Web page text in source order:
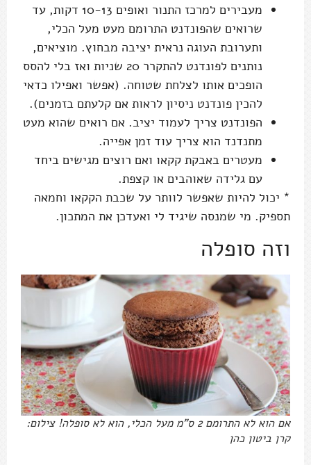
מעבירים למרכז התנור ואופים 10-13 דקות, עד
שרואים שהפונדנט התרומם מעט מעל הכלי,
ותערובת העוגה נראית יציבה מבחוץ. מוציאים,
נותנים לפונדנט להתקרר 20 שניות ואז בלי להסס
הופכים אותו לצלחת שטוחה. (אפשר ואפילו כדאי
להכין פונדנט ניסיון לראות אם קלעתם בזמנים).
הפונדנט צריך לעמוד יציב. אם רואים שהוא מעט
מתנדנד הוא צריך עוד זמן אפייה.
מעטרים באבקת קקאו ואם רוצים מגישים ביחד
עם גלידה שאוהבים או קצפת.
* יכול להיות שאפשר לוותר על שכבת הקקאו וחמאה
תספיק. מי שמנסה שיגיד לי ואעדכן את המתכון.
וזה סופלה
אם הוא לא התרומם 2 ס"מ מעל הכלי, הוא לא סופלה! צילום:
קרן ביטון כהן